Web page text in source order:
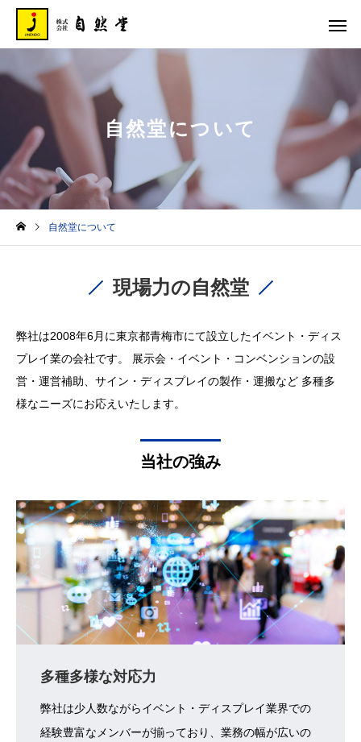
自然堂について
自然堂について
現場力の自然堂
弊社は2008年6月に東京都青梅市にて設立したイベント・ディス
プレイ業の会社です。
展示会・イベント・コンベンションの設
営・運営補助、サイン・ディスプレイの製作・運搬など 多種多
様なニーズにお応えいたします。
当社の強み
多種多様な対応力
弊社は少人数ながらイベント・ディスプレイ業界での
経験豊富なメンバーが揃っており、業務の幅が広いの